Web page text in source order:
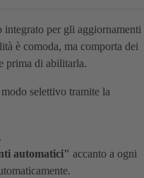
per gli aggiornamenti
è comoda, ma comporta dei
prima di abilitarla.
selettivo tramite la
.
automatici" accanto a ogni